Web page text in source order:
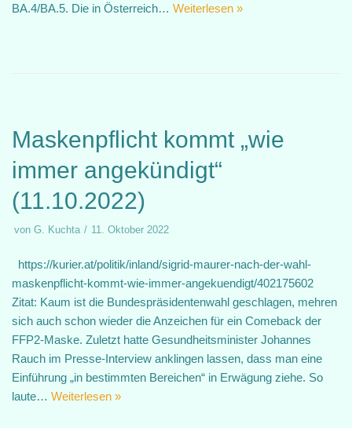
BA.4/BA.5. Die in Österreich… Weiterlesen »
Maskenpflicht kommt „wie
immer angekündigt“
(11.10.2022)
von G. Kuchta 11. Oktober 2022
https://kurier.at/politik/inland/sigrid-maurer-nach-der-wahl-
maskenpflicht-kommt-wie-immer-angekuendigt/402175602
Zitat: Kaum ist die Bundespräsidentenwahl geschlagen, mehren
sich auch schon wieder die Anzeichen für ein Comeback der
FFP2-Maske. Zuletzt hatte Gesundheitsminister Johannes
Rauch im Presse-Interview anklingen lassen, dass man eine
Einführung „in bestimmten Bereichen“ in Erwägung ziehe. So
laute… Weiterlesen »